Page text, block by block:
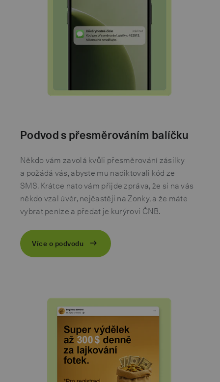
Podvod s přesměrováním balíčku
Někdo vám zavolá kvůli přesměrování zásilky
a požádá vás, abyste mu nadiktovali kód ze
SMS. Krátce nato vám přijde zpráva, že si na vás
někdo vzal úvěr, nejčastěji na Zonky, a že máte
vybrat peníze a předat je kurýrovi ČNB.
Více o podvodu